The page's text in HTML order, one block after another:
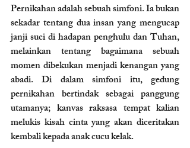
Pernikahan adalah sebuah simfoni. Ia bukan
sekadar tentang dua insan yang mengucap
janji suci di hadapan penghulu dan Tuhan,
melainkan tentang bagaimana sebuah
momen dibekukan menjadi kenangan yang
abadi. Di dalam simfoni itu, gedung
pernikahan bertindak sebagai panggung
utamanya; kanvas raksasa tempat kalian
melukis kisah cinta yang akan diceritakan
kembali kepada anak cucu kelak.